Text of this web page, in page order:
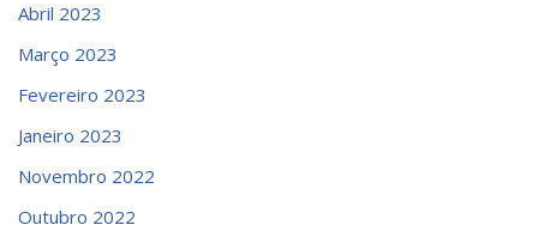
Abril 2023
Março 2023
Fevereiro 2023
Janeiro 2023
Novembro 2022
Outubro 2022